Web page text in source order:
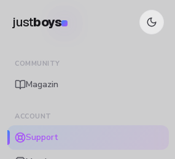
justboys
COMMUNITY
Magazin
ACCOUNT
Support